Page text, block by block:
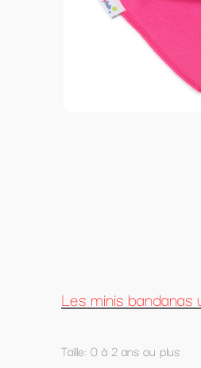
unis avec ou sans